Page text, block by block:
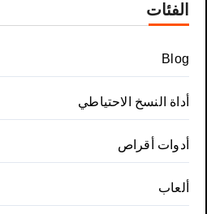
الفئات
Blog
أداة النسخ الاحتياطي
أدوات أقراص
ألعاب